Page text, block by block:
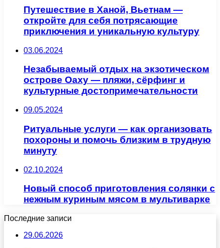
Путешествие в Ханой, Вьетнам —
откройте для себя потрясающие
приключения и уникальную культуру
03.06.2024
Незабываемый отдых на экзотическом
острове Оаху — пляжи, сёрфинг и
культурные достопримечательности
09.05.2024
Ритуальные услуги — как организовать
похороны и помочь близким в трудную
минуту
02.10.2024
Новый способ приготовления солянки с
нежным куриным мясом в мультиварке
Последние записи
29.06.2026